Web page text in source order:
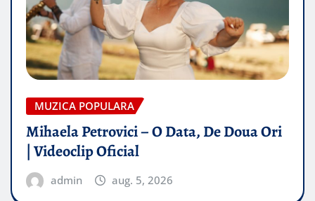
MUZICA POPULARA
Mihaela Petrovici – O Data, De Doua Ori
| Videoclip Oficial
admin aug. 5, 2026